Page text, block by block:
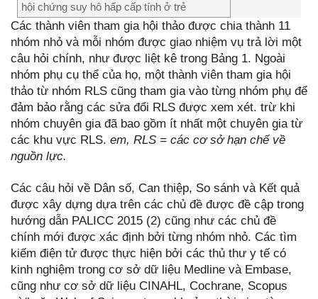
hội chứng suy hô hấp cấp tính ở trẻ
Các thành viên tham gia hội thảo được chia thành 11
nhóm nhỏ và mỗi nhóm được giao nhiệm vụ trả lời một
câu hỏi chính, như được liệt kê trong Bảng 1. Ngoài
nhóm phụ cụ thể của họ, một thành viên tham gia hội
thảo từ nhóm RLS cũng tham gia vào từng nhóm phụ để
đảm bảo rằng các sửa đổi RLS được xem xét. trừ khi
nhóm chuyên gia đã bao gồm ít nhất một chuyên gia từ
các khu vực RLS. em, RLS = các cơ sở hạn chế về
nguồn lực.
Các câu hỏi về Dân số, Can thiệp, So sánh và Kết quả
được xây dựng dựa trên các chủ đề được đề cập trong
hướng dẫn PALICC 2015 (2) cũng như các chủ đề
chính mới được xác định bởi từng nhóm nhỏ. Các tìm
kiếm điện tử được thực hiện bởi các thủ thư y tế có
kinh nghiệm trong cơ sở dữ liệu Medline và Embase,
cũng như cơ sở dữ liệu CINAHL, Cochrane, Scopus